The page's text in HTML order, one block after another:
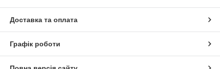
Доставка та оплата
Графік роботи